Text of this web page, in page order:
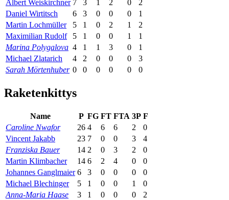
Albert Weiskirchner 7 3 1 2 0
2
Daniel Wirtitsch
6 3 0 0 0
1
Martin Lochmüller
5 1 0 2 1
2
Maximilian Rudolf
5 1 0 0 1
1
Marina Polygalova 4 1 1 3 0
1
Michael Zlatarich
4 2 0 0 0
3
Sarah Mörtenhuber 0 0 0 0 0 0
Raketenkittys
Name P FG FT FTA 3P F
Caroline Nwafor
26 4 6 6 2
0
Vincent Jakabb
23 7 0 0 3
4
Franziska Bauer
14 2 0 3 2
0
Martin Klimbacher
14 6 2 4 0
0
Johannes Ganglmaier 6 3 0 0 0
0
Michael Blechinger
5 1 0 0 1
0
Anna-Maria Haase
3 1 0 0 0
2